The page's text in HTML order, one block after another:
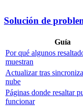
Solución de
Guía
Por qué algunos
muestran
Actualizar tras
nube
Páginas donde resaltar
funcionar